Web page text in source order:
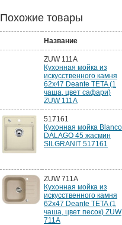
Похожие товары
Название
ZUW 111A
Кухонная мойка из
искусственного камня
62x47 Deante TETA (1
чаша, цвет сафари)
ZUW 111A
517161
Кухонная мойка Blanco
DALAGO 45 жасмин
SILGRANIT 517161
ZUW 711A
Кухонная мойка из
искусственного камня
62x47 Deante TETA (1
чаша, цвет песок) ZUW
711A